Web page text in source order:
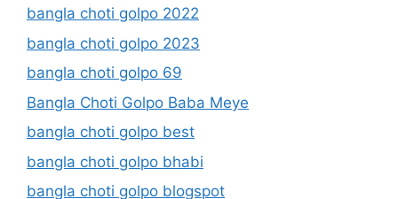
bangla choti golpo 2022
bangla choti golpo 2023
bangla choti golpo 69
Bangla Choti Golpo Baba Meye
bangla choti golpo best
bangla choti golpo bhabi
bangla choti golpo blogspot